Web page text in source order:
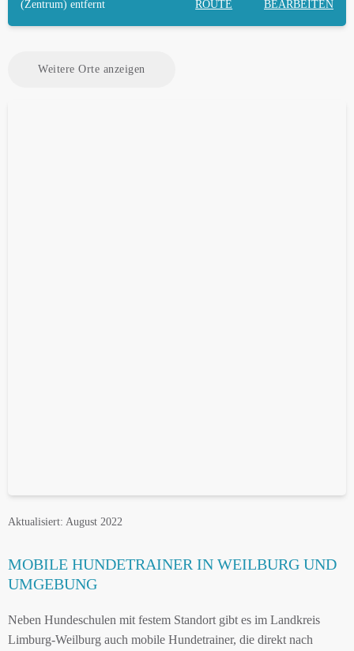
(Zentrum) entfernt ROUTE BEARBEITEN
Weitere Orte anzeigen
Aktualisiert: August 2022
MOBILE HUNDETRAINER IN WEILBURG UND
UMGEBUNG
Neben Hundeschulen mit festem Standort gibt es im Landkreis
Limburg-Weilburg auch mobile Hundetrainer, die direkt nach